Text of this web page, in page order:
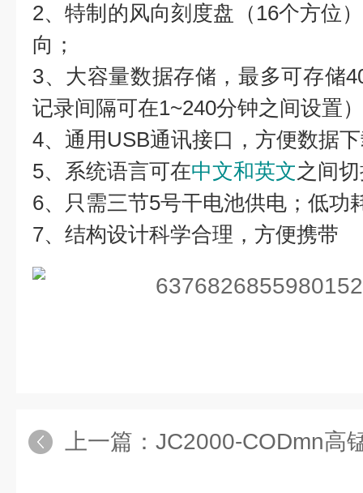
2、特制的风向刻度盘（16个方位
向；
3、大容量数据存储，最多可存储
记录间隔可在1~240分钟之间设置
4、通用USB通讯接口，方便数据
5、系统语言可在中文和英文之间
6、只需三节5号干电池供电；低功
7、结构设计科学合理，方便携带
上一篇： JC2000-CODmn高